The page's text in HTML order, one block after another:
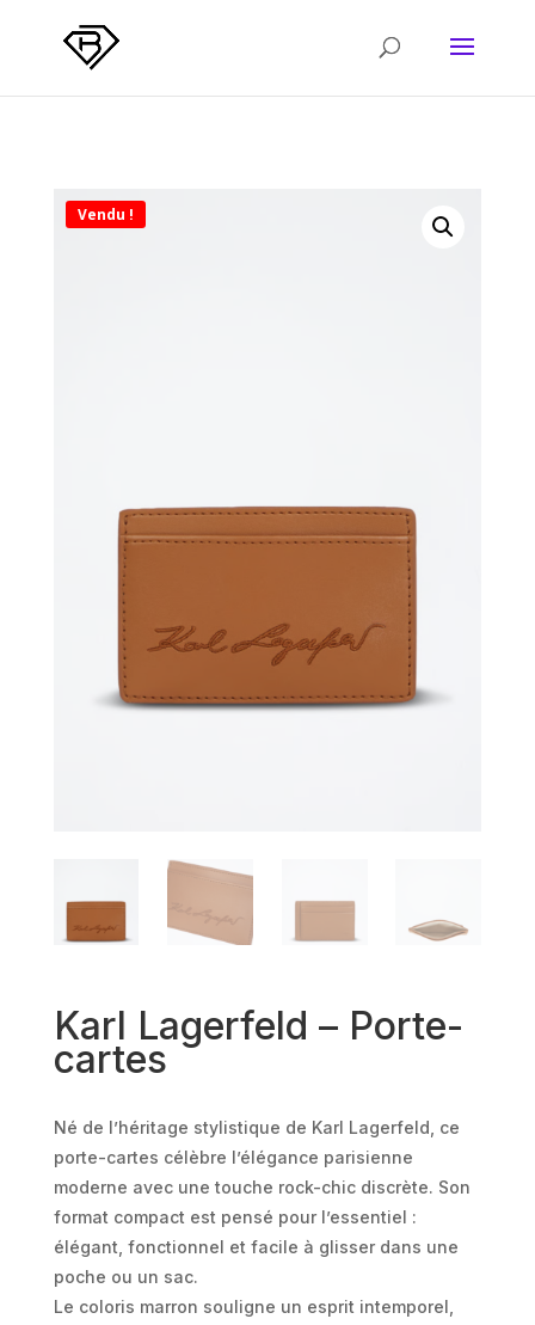
Vendu !
Karl Lagerfeld – Porte-
cartes
Né de l’héritage stylistique de Karl Lagerfeld, ce
porte-cartes célèbre l’élégance parisienne
moderne avec une touche rock-chic discrète. Son
format compact est pensé pour l’essentiel :
élégant, fonctionnel et facile à glisser dans une
poche ou un sac.
Le coloris marron souligne un esprit intemporel,